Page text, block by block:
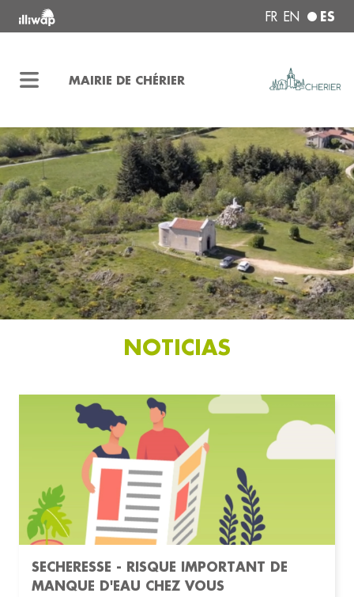
FR EN ES
MAIRIE DE CHÉRIER
NOTICIAS
SECHERESSE - RISQUE IMPORTANT DE
MANQUE D'EAU CHEZ VOUS